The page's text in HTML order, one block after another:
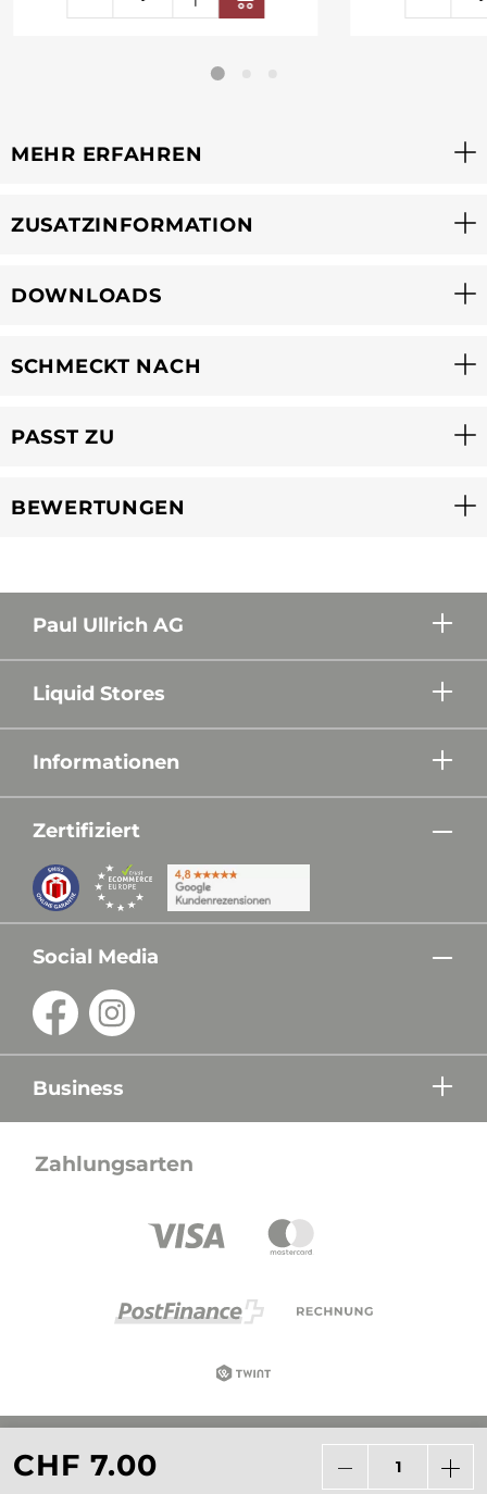
CHF 7.00
MEHR ERFAHREN
ZUSATZINFORMATION
DOWNLOADS
SCHMECKT NACH
PASST ZU
BEWERTUNGEN
Paul Ullrich AG
Liquid Stores
Informationen
Zertifiziert
Social Media
Business
Zahlungsarten
Alle Preise in CHF inkl. Mehrwertsteuer zzgl.
Versandkosten wenn nicht anders beschrieben.